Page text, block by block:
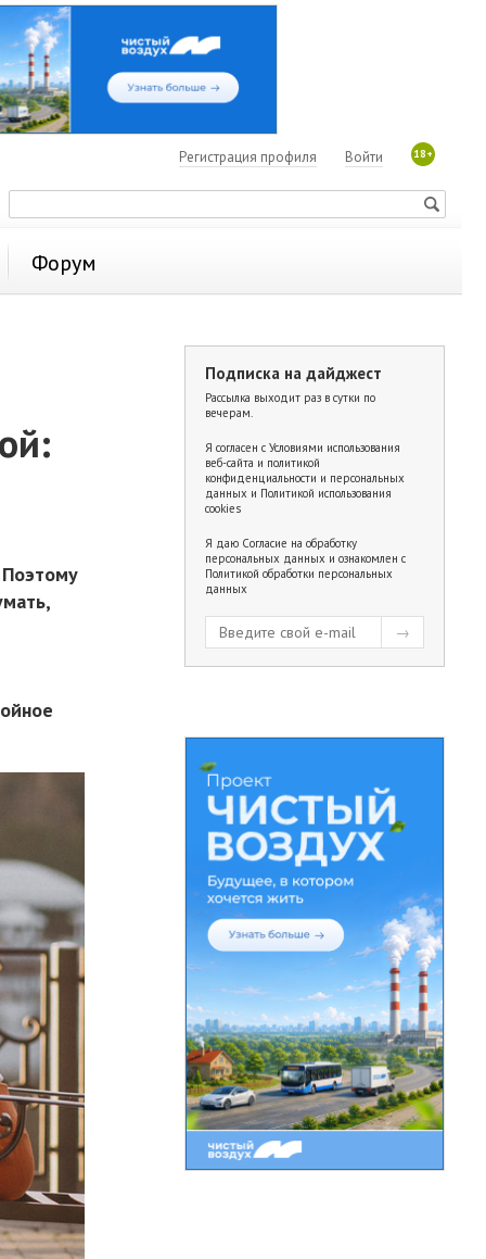
18+
Войти
Регистрация профиля
Форум
Подписка на дайджест
Рассылка выходит раз в сутки по
вечерам.
Я согласен с Условиями использования
веб-сайта и политикой
конфиденциальности и персональных
данных и Политикой использования
cookies
Я даю Согласие на обработку
персональных данных и ознакомлен с
Политикой обработки персональных
данных